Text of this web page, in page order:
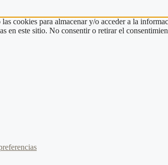
cookies para almacenar y/o acceder a la
en este sitio. No consentir o retirar el